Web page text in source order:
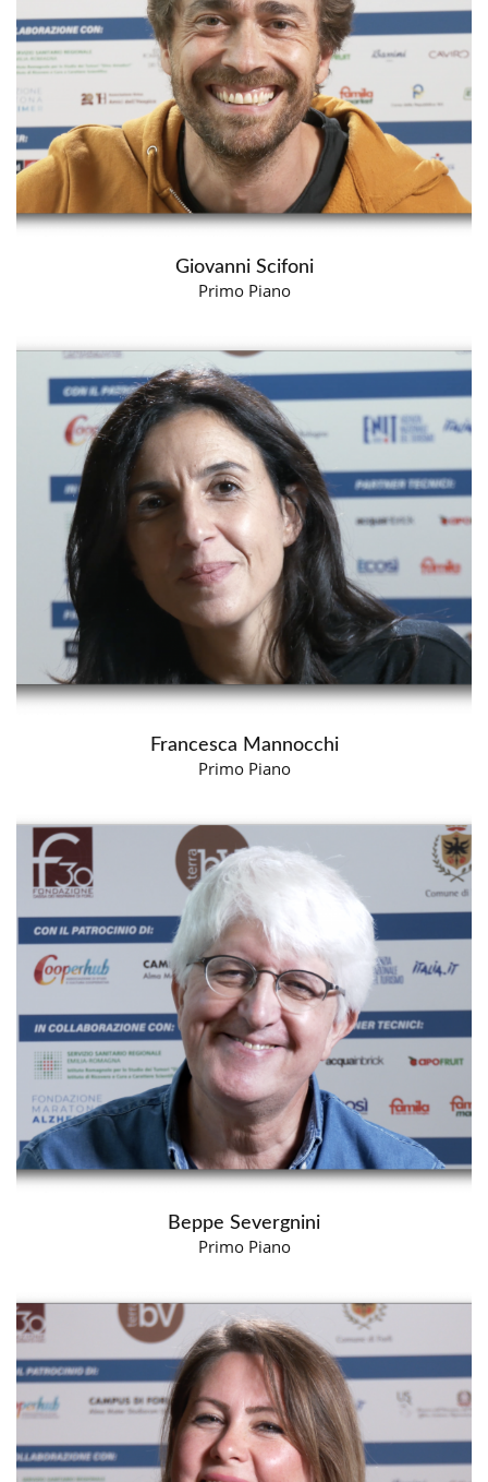
Giovanni Scifoni
Primo Piano
Francesca Mannocchi
Primo Piano
Beppe Severgnini
Primo Piano